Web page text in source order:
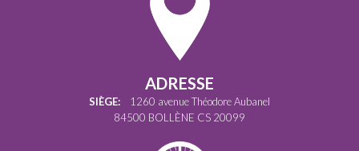
ADRESSE
SIÈGE: 1260 avenue Théodore Aubanel
84500 BOLLÈNE CS 20099